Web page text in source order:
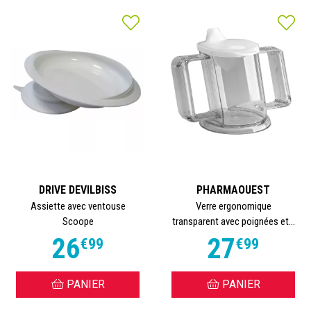
DRIVE DEVILBISS
Assiette avec ventouse
Scoope
26€99
PANIER
PHARMAOUEST
Verre ergonomique
transparent avec poignées et...
27€99
PANIER